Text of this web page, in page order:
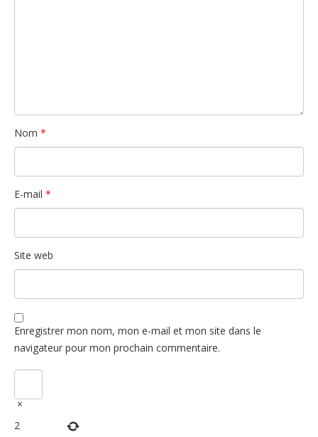
Nom *
E-mail *
Site web
Enregistrer mon nom, mon e-mail et mon site dans le
navigateur pour mon prochain commentaire.
×
2